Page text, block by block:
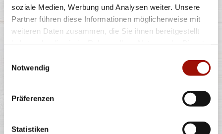
soziale Medien, Werbung und Analysen weiter. Unsere
Partner führen diese Informationen möglicherweise mit
weiteren Daten zusammen, die Sie ihnen bereitgestellt
Notwendig
Präferenzen
Statistiken